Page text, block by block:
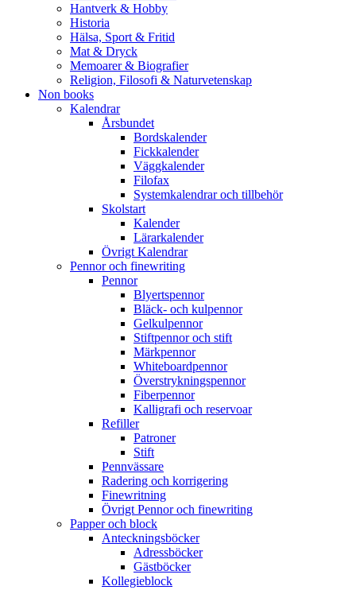
Hantverk & Hobby
Historia
Hälsa, Sport & Fritid
Mat & Dryck
Memoarer & Biografier
Religion, Filosofi & Naturvetenskap
Non books
Kalendrar
Årsbundet
Bordskalender
Fickkalender
Väggkalender
Filofax
Systemkalendrar och tillbehör
Skolstart
Kalender
Lärarkalender
Övrigt Kalendrar
Pennor och finewriting
Pennor
Blyertspennor
Bläck- och kulpennor
Gelkulpennor
Stiftpennor och stift
Märkpennor
Whiteboardpennor
Överstrykningspennor
Fiberpennor
Kalligrafi och reservoar
Refiller
Patroner
Stift
Pennvässare
Radering och korrigering
Finewritning
Övrigt Pennor och finewriting
Papper och block
Anteckningsböcker
Adressböcker
Gästböcker
Kollegieblock